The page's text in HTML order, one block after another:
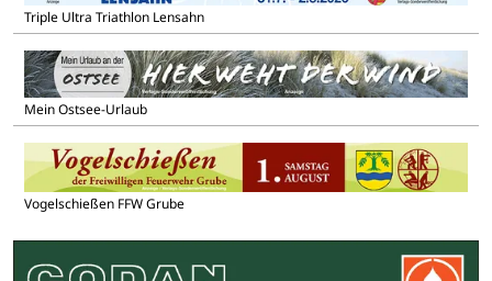
Triple Ultra Triathlon Lensahn
Mein Ostsee-Urlaub
Vogelschießen FFW Grube